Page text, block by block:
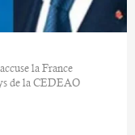
la France
de la CEDEAO